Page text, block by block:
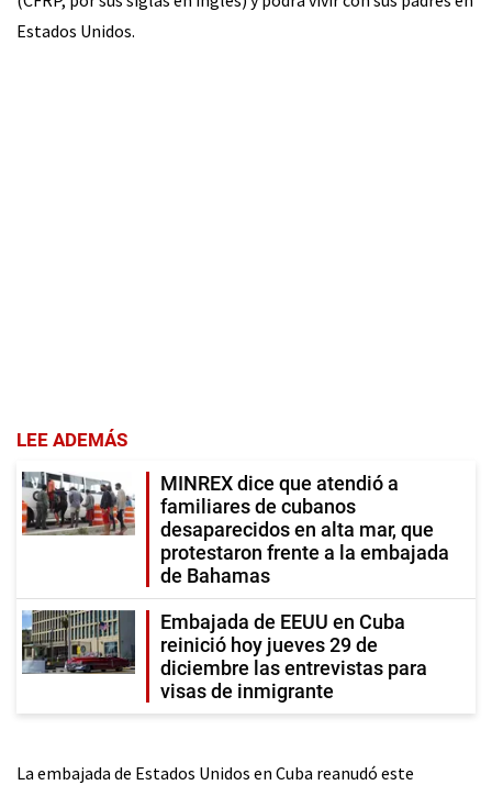
Estados Unidos.
LEE ADEMÁS
MINREX dice que atendió a
familiares de cubanos
desaparecidos en alta mar, que
protestaron frente a la embajada
de Bahamas
Embajada de EEUU en Cuba
reinició hoy jueves 29 de
diciembre las entrevistas para
visas de inmigrante
La embajada de Estados Unidos en Cuba reanudó este